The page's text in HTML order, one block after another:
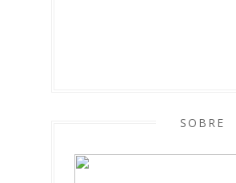
SOBRE